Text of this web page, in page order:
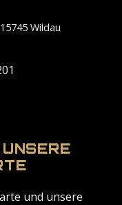
Wildau
und unsere